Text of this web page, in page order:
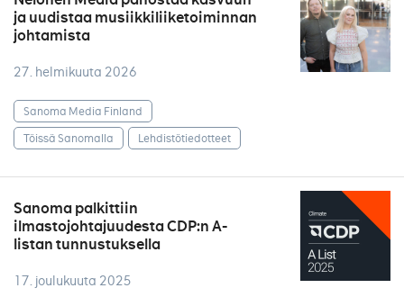
ja uudistaa musiikkiliiketoiminnan
johtamista
27. helmikuuta 2026
Sanoma Media Finland
Töissä Sanomalla
Lehdistötiedotteet
Sanoma palkittiin
ilmastojohtajuudesta CDP:n A-
listan tunnustuksella
17. joulukuuta 2025